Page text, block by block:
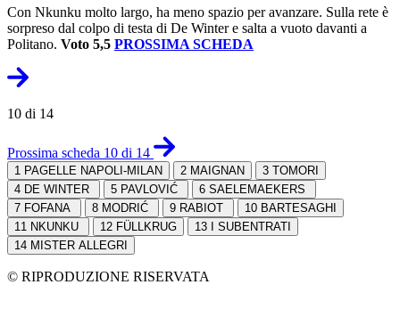
Con Nkunku molto largo, ha meno spazio per avanzare. Sulla rete è
sorpreso dal colpo di testa di De Winter e salta a vuoto davanti a
Politano. Voto 5,5 PROSSIMA SCHEDA
10 di 14
Prossima scheda 10 di 14
1 PAGELLE NAPOLI-MILAN 2 MAIGNAN 3 TOMORI
4 DE WINTER 5 PAVLOVIĆ 6 SAELEMAEKERS
7 FOFANA 8 MODRIĆ 9 RABIOT 10 BARTESAGHI
11 NKUNKU 12 FÜLLKRUG 13 I SUBENTRATI
14 MISTER ALLEGRI
© RIPRODUZIONE RISERVATA